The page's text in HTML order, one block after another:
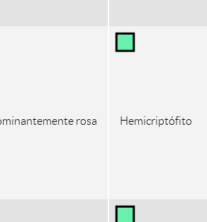
rosa Hemicriptófito